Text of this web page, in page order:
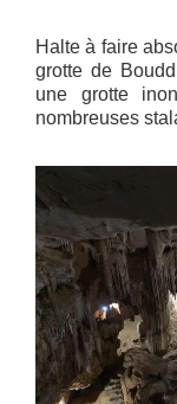
Halte à faire
grotte de
une grotte
nombreuses